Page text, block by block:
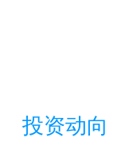
投资动向